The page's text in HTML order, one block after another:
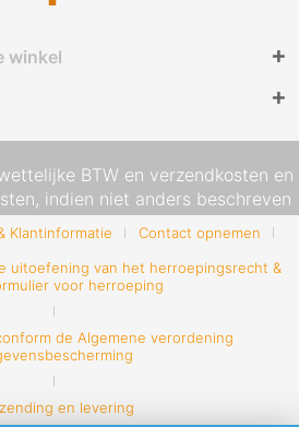
winkel
BTW en verzendkosten en
indien niet anders beschreven
Klantinformatie
Contact opnemen
uitoefening van het herroepingsrecht &
voor herroeping
de Algemene verordening
en levering